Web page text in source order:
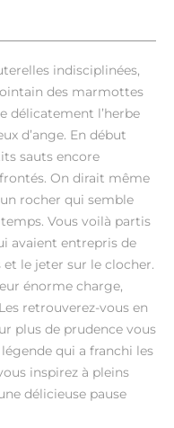
indisciplinées,
des marmottes
délicatement l’herbe
d’ange. En début
sauts encore
On dirait même
rocher qui semble
Vous voilà partis
avaient entrepris de
le jeter sur le clocher.
énorme charge,
retrouverez-vous en
plus de prudence vous
qui a franchi les
inspirez à pleins
délicieuse pause